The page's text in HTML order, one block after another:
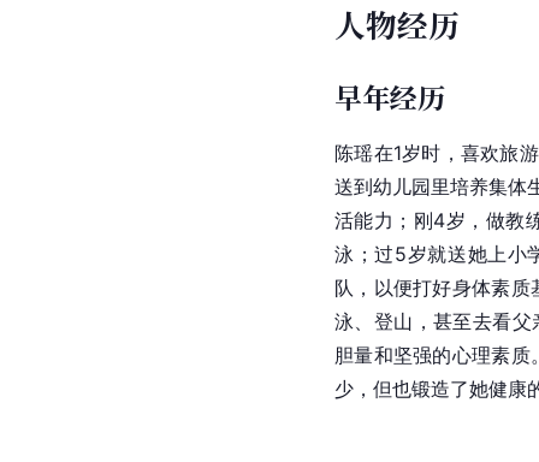
人物经历
早年经历
陈瑶在1岁时，喜欢旅
送到幼儿园里培养集体
活能力；刚4岁，做教
泳；过5岁就送她上小
队，以便打好身体素
泳、登山，甚至去看父
胆量和坚强的心理素
少，但也锻造了她健康